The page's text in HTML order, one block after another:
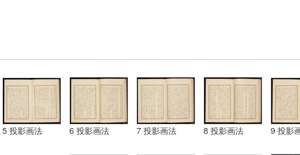
5 投影画法 6 投影画法 7 投影画法 8 投影画法 9 投影